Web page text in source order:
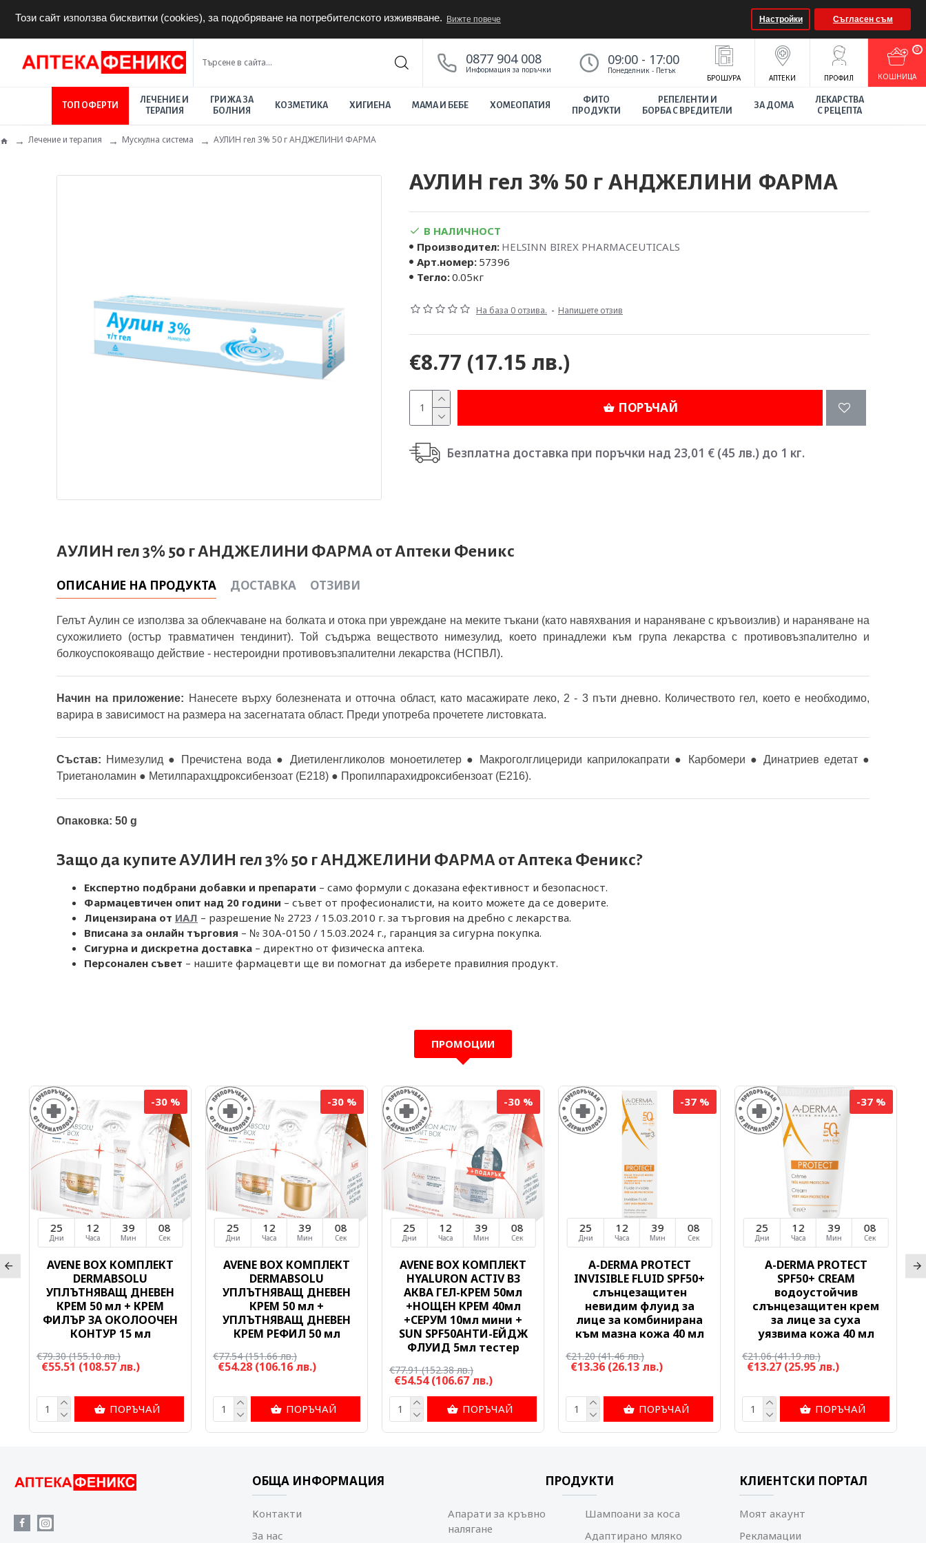
Този сайт използва бисквитки (cookies), за подобряване на потребителското изживяване. Вижте повече Настройки Съгласен съм
0877 904 008
Информация за поръчки
09:00 - 17:00
Понеделник - Петък
БРОШУРА АПТЕКИ ПРОФИЛ КOШНИЦА
0
ТОП ОФЕРТИ
ЛЕЧЕНИЕ И
ТЕРАПИЯ
ГРИЖА ЗА
БОЛНИЯ
КОЗМЕТИКА ХИГИЕНА МАМА И БЕБЕ ХОМЕОПАТИЯ
ФИТО
ПРОДУКТИ
РЕПЕЛЕНТИ И
БОРБА С ВРЕДИТЕЛИ
ЗА ДОМА
ЛЕКАРСТВА
С РЕЦЕПТА
Лечение и терапия Мускулна система АУЛИН гел 3% 50 г АНДЖЕЛИНИ ФАРМА
АУЛИН гел 3% 50 г АНДЖЕЛИНИ ФАРМА
В НАЛИЧНОСТ
Производител: HELSINN BIREX PHARMACEUTICALS
Арт.номер: 57396
Тегло:0.05кг
На база 0 отзива. - Напишете отзив
€8.77 (17.15 лв.)
ПОРЪЧАЙ
Безплатна доставка при поръчки над 23,01 € (45 лв.) до 1 кг.
АУЛИН гел 3% 50 г АНДЖЕЛИНИ ФАРМА от Аптеки Феникс
ОПИСАНИЕ НА ПРОДУКТА ДОСТАВКА ОТЗИВИ
Гелът Аулин се използва за облекчаване на болката и отока при увреждане на меките тъкани (като навяхвания и нараняване с кръвоизлив) и нараняване на
сухожилието (остър травматичен тендинит). Той съдържа веществото нимезулид, което принадлежи към група лекарства с противовъзпалително и
болкоуспокояващо действие - нестероидни противовъзпалителни лекарства (НСПВЛ).
Начин на приложение: Нанесете върху болезнената и отточна област, като масажирате леко, 2 - 3 пъти дневно. Количеството гел, което е необходимо,
варира в зависимост на размера на засегнатата област. Преди употреба прочетете листовката.
Състав: Нимезулид ● Пречистена вода ● Диетиленгликолов моноетилетер ● Макроголглицериди каприлокапрати ● Карбомери ● Динатриев едетат ●
Триетаноламин ● Метилпарахцдроксибензоат (Е218) ● Пропилпарахидроксибензоат (Е216).
Опаковка: 50 g
Защо да купите АУЛИН гел 3% 50 г АНДЖЕЛИНИ ФАРМА отАптека Феникс?
Експертно подбрани добавки и препарати – само формули с доказана ефективност и безопасност.
Фармацевтичен опит над 20 години – съвет от професионалисти, на които можете да се доверите.
Лицензирана от ИАЛ – разрешение № 2723 / 15.03.2010 г. за търговия на дребно с лекарства.
Вписана за онлайн търговия – № 30A-0150 / 15.03.2024 г., гаранция за сигурна покупка.
Сигурна и дискретна доставка – директно от физическа аптека.
Персонален съвет – нашите фармацевти ще ви помогнат да изберете правилния продукт.
ПРОМОЦИИ
-30 %
25
Дни
12
Часа
39
Мин
07
Сек
AVENE BOX КОМПЛЕКТ
DERMABSOLU
УПЛЪТНЯВАЩ ДНЕВЕН
КРЕМ 50 мл + КРЕМ
ФИЛЪР ЗА ОКОЛООЧЕН
КОНТУР 15 мл
€55.51 (108.57 лв.)
€79.30(155.10 лв.)
ПОРЪЧАЙ
-30 %
25
Дни
12
Часа
39
Мин
07
Сек
AVENE BOX КОМПЛЕКТ
DERMABSOLU
УПЛЪТНЯВАЩ ДНЕВЕН
КРЕМ 50 мл +
УПЛЪТНЯВАЩ ДНЕВЕН
КРЕМ РЕФИЛ 50 мл
€54.28 (106.16 лв.)
€77.54(151.66 лв.)
ПОРЪЧАЙ
-30 %
25
Дни
12
Часа
39
Мин
07
Сек
AVENE BOX КОМПЛЕКТ
HYALURON ACTIV B3
АКВА ГЕЛ-КРЕМ 50мл
+НОЩЕН КРЕМ 40мл
+СЕРУМ 10мл мини +
SUN SPF50АНТИ-ЕЙДЖ
ФЛУИД 5мл тестер
€54.54(106.67 лв.)
€77.91(152.38 лв.)
ПОРЪЧАЙ
-37 %
25
Дни
12
Часа
39
Мин
07
Сек
A-DERMA PROTECT
INVISIBLE FLUID SPF50+
слънцезащитен
невидим флуид за
лице за комбинирана
към мазна кожа 40 мл
€13.36 (26.13 лв.)
€21.20(41.46 лв.)
ПОРЪЧАЙ
-37 %
25
Дни
12
Часа
39
Мин
07
Сек
A-DERMA PROTECT
SPF50+ CREAM
водоустойчив
слънцезащитен крем
за лице за суха
уязвима кожа 40 мл
€13.27 (25.95 лв.)
€21.06(41.19 лв.)
ПОРЪЧАЙ
ОБЩА ИНФОРМАЦИЯ
Контакти
За нас
ПРОДУКТИ
Апарати за кръвно
налягане
Шампоани за коса
Адаптирано мляко
КЛИЕНТСКИ ПОРТАЛ
Моят акаунт
Рекламации